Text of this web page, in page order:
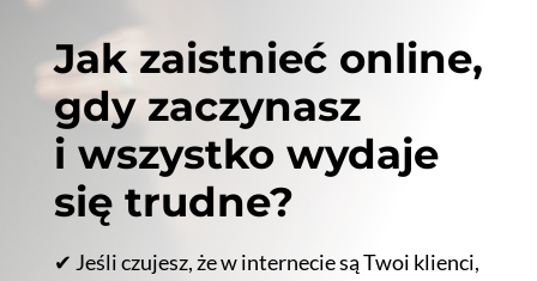
Jak zaistnieć online,
gdy zaczynasz
i wszystko wydaje
się trudne?
✔ Jeśli czujesz, że w internecie są Twoi klienci,